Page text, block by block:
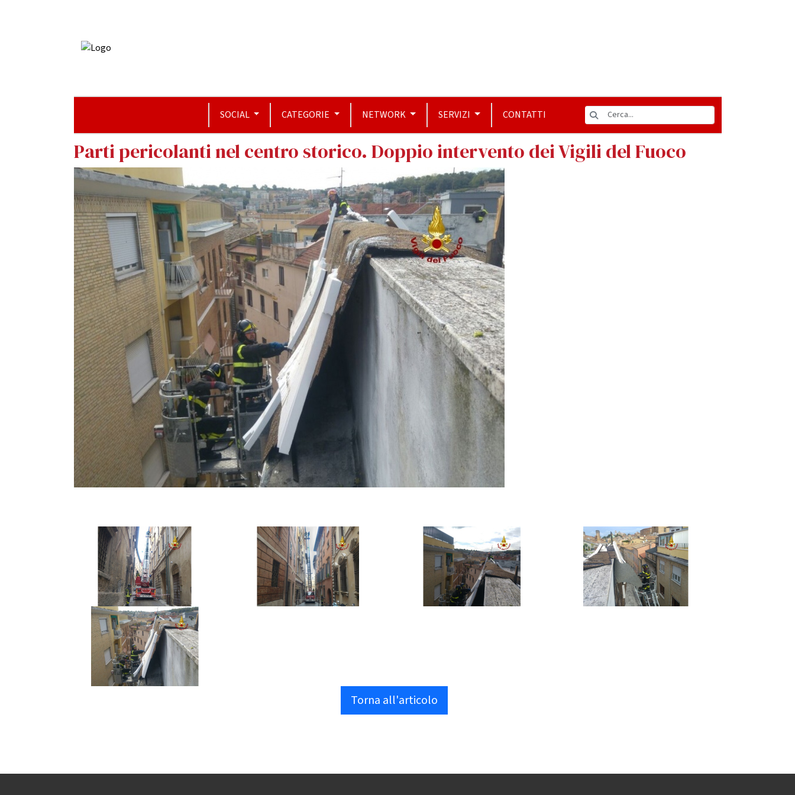
SOCIAL CATEGORIE NETWORK SERVIZI CONTATTI
Parti pericolanti nel centro storico. Doppio intervento dei Vigili del Fuoco
Torna all'articolo